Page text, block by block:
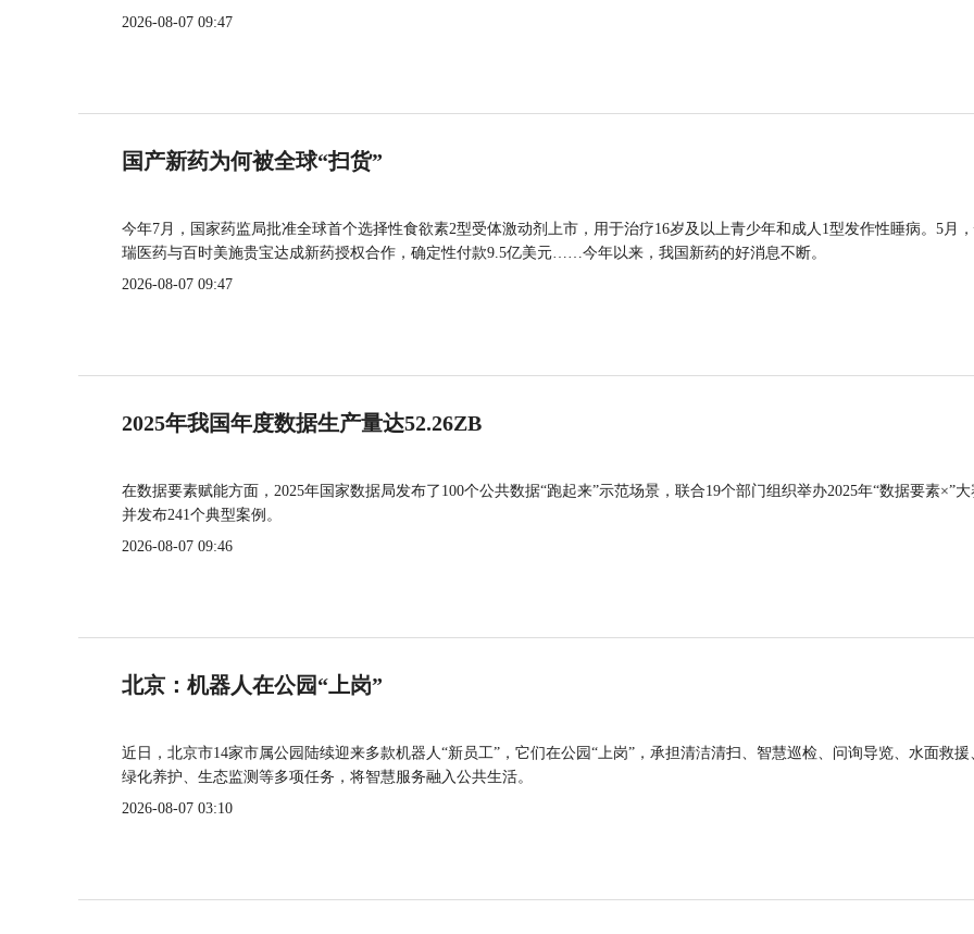
2026-08-07 09:47
国产新药为何被全球“扫货”
今年7月，国家药监局批准全球首个选择性食欲素2型受体激动剂上市，用于治疗16岁及以上青少年和成人1型发作性睡病。5月
瑞医药与百时美施贵宝达成新药授权合作，确定性付款9.5亿美元……今年以来，我国新药的好消息不断。
2026-08-07 09:47
2025年我国年度数据生产量达52.26ZB
在数据要素赋能方面，2025年国家数据局发布了100个公共数据“跑起来”示范场景，联合19个部门组织举办2025年“数据要素×”大
并发布241个典型案例。
2026-08-07 09:46
北京：机器人在公园“上岗”
近日，北京市14家市属公园陆续迎来多款机器人“新员工”，它们在公园“上岗”，承担清洁清扫、智慧巡检、问询导览、水面救援
绿化养护、生态监测等多项任务，将智慧服务融入公共生活。
2026-08-07 03:10